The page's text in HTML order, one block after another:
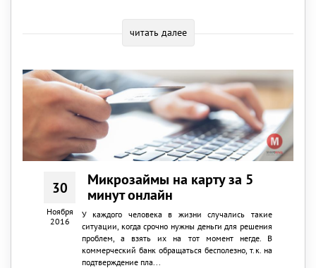
читать далее
30
Ноября
2016
Микрозаймы на карту за 5
минут онлайн
У каждого человека в жизни случались такие
ситуации, когда срочно нужны деньги для решения
проблем, а взять их на тот момент негде. В
коммерческий банк обращаться бесполезно, т.к. на
подтверждение пла...